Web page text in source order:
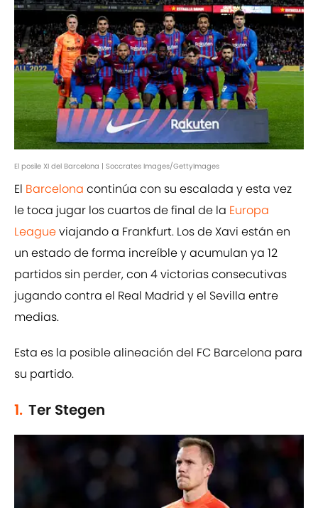
El posile XI del Barcelona | Soccrates Images/GettyImages
El Barcelona continúa con su escalada y esta vez
le toca jugar los cuartos de final de la Europa
Leagueviajando a Frankfurt. Los de Xavi están en
un estado de forma increíble y acumulan ya 12
partidos sin perder, con 4 victorias consecutivas
jugando contra el Real Madrid y el Sevilla entre
medias.
Esta es la posible alineación del FC Barcelona para
su partido.
1. Ter Stegen